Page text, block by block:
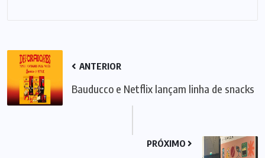
ANTERIOR
Bauducco e Netflix lançam linha de snacks
PRÓXIMO